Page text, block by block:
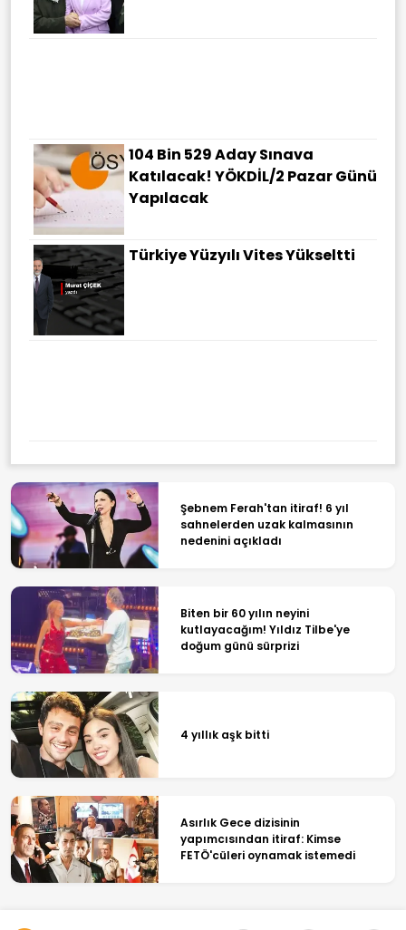
104 Bin 529 Aday Sınava
Katılacak! YÖKDİL/2 Pazar Günü
Yapılacak
Türkiye Yüzyılı Vites Yükseltti
Şebnem Ferah'tan itiraf! 6 yıl
sahnelerden uzak kalmasının
nedenini açıkladı
Biten bir 60 yılın neyini
kutlayacağım! Yıldız Tilbe'ye
doğum günü sürprizi
4 yıllık aşk bitti
Asırlık Gece dizisinin
yapımcısından itiraf: Kimse
FETÖ'cüleri oynamak istemedi